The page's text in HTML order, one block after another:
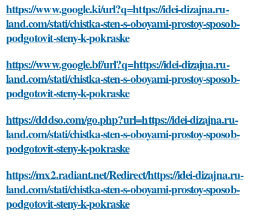
https://www.google.ki/url?q=https://idei-dizajna.ru-
land.com/stati/chistka-sten-s-oboyami-prostoy-sposob-
podgotovit-steny-k-pokraske
https://www.google.bf/url?q=https://idei-dizajna.ru-
land.com/stati/chistka-sten-s-oboyami-prostoy-sposob-
podgotovit-steny-k-pokraske
https://dddso.com/go.php?url=https://idei-dizajna.ru-
land.com/stati/chistka-sten-s-oboyami-prostoy-sposob-
podgotovit-steny-k-pokraske
https://mx2.radiant.net/Redirect/https://idei-dizajna.ru-
land.com/stati/chistka-sten-s-oboyami-prostoy-sposob-
podgotovit-steny-k-pokraske